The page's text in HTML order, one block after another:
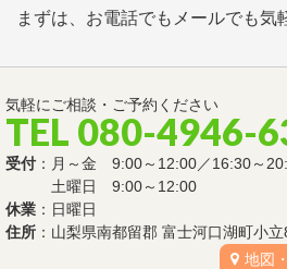
まずは、お電話でもメールでも気
気軽にご相談・ご予約ください
TEL 080-4946-
受付 ：月～金 9:00～12:00／16:30～
土曜日 9:00～12:00
休業 ：日曜日
住所 ：山梨県南都留郡 富士河口湖町小
地図